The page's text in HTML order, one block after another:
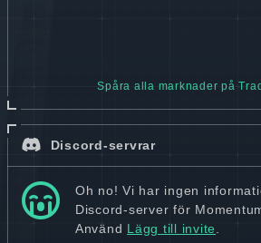
Spåra alla marknader på
Discord-servrar
Oh no! Vi har ingen
Discord-server för
Använd Lägg till invite.